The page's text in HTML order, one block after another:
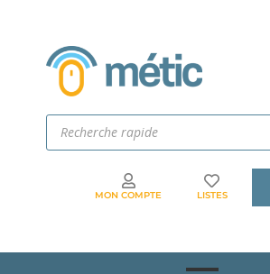
MON COMPTE LISTES